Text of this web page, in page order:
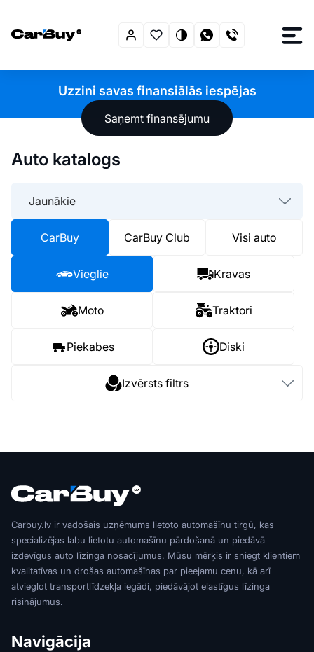
Uzzini savas finansiālās iespējas
Saņemt finansējumu
Auto katalogs
Jaunākie
CarBuy CarBuy Club Visi auto
Vieglie Kravas
Moto Traktori
Piekabes Diski
Izvērsts filtrs
Carbuy.lv ir vadošais uzņēmums lietoto automašīnu tirgū, kas
specializējas labu lietotu automašīnu pārdošanā un piedāvā
izdevīgus auto līzinga nosacījumus. Mūsu mērķis ir sniegt klientiem
kvalitatīvas un drošas automašīnas par pieejamu cenu, kā arī
atvieglot transportlīdzekļa iegādi, piedāvājot elastīgus līzinga
risinājumus.
Navigācija